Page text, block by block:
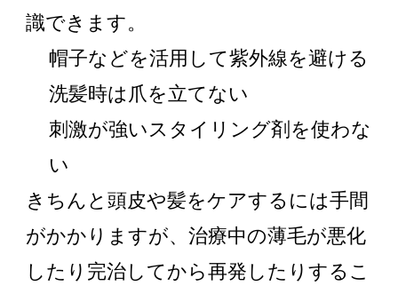
識できます。
帽子などを活用して紫外線を避ける
洗髪時は爪を立てない
刺激が強いスタイリング剤を使わな
い
きちんと頭皮や髪をケアするには手間
がかかりますが、治療中の薄毛が悪化
したり完治してから再発したりするこ